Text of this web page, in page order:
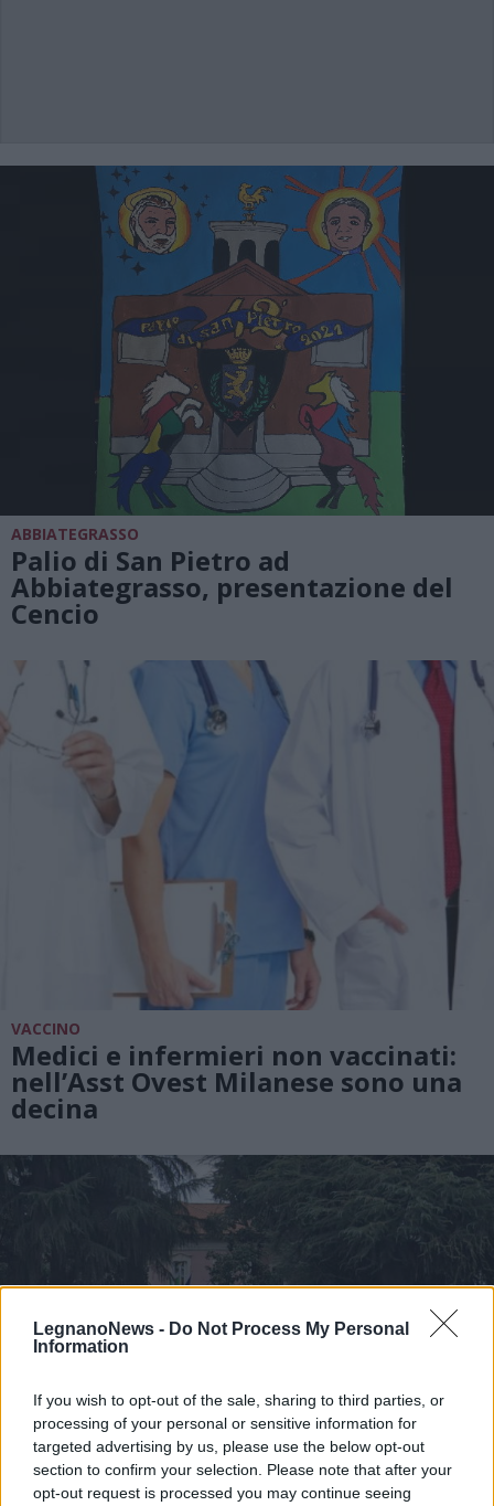
LegnanoNews - Do Not Process My Personal
Information
If you wish to opt-out of the sale, sharing to third parties, or
processing of your personal or sensitive information for
targeted advertising by us, please use the below opt-out
section to confirm your selection. Please note that after your
opt-out request is processed you may continue seeing
ABBIATEGRASSO
Palio di San Pietro ad
Abbiategrasso, presentazione del
Cencio
VACCINO
Medici e infermieri non vaccinati:
nell’Asst Ovest Milanese sono una
decina